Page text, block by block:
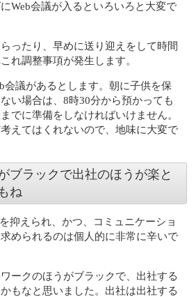
Web会議が入るといろいろと大変で
ったり、早めに送り迎えをして時間
れ調整事項が発生します。
会議があるとします。朝に子供を保
い場合は、8時30分から預かっても
でに準備をしなければいけません。
えてはくれないので、地味に大変で
ブラックで出社のほうが楽と
ね
抑えられ、かつ、コミュニケーショ
められるのは個人的に非常に辛いで
ークのほうがブラックで、出社する
もなと思いました。出社は出社する